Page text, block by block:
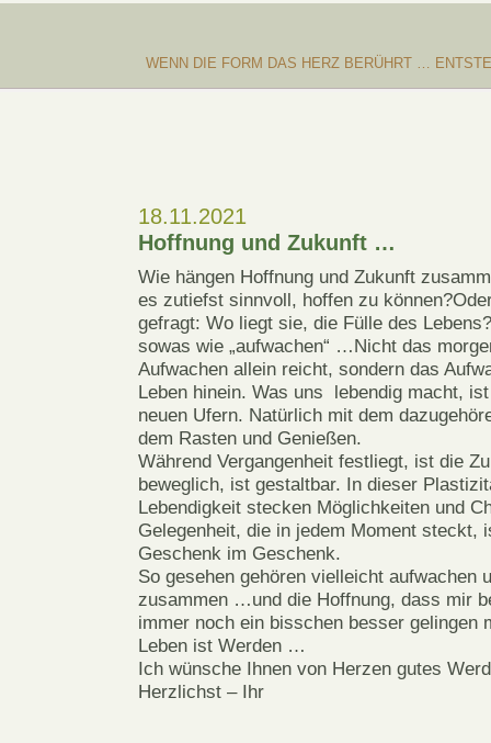
WENN DIE FORM DAS HERZ BERÜHRT …
18.11.2021
Hoffnung und Zukunft …
Wie hängen Hoffnung und Zukunft
es zutiefst sinnvoll, hoffen zu können?
gefragt: Wo liegt sie, die Fülle des
sowas wie „aufwachen“ …Nicht das
Aufwachen allein reicht, sondern das
Leben hinein. Was uns lebendig macht,
neuen Ufern. Natürlich mit dem
dem Rasten und Genießen.
Während Vergangenheit festliegt, ist die
beweglich, ist gestaltbar. In dieser
Lebendigkeit stecken Möglichkeiten und
Gelegenheit, die in jedem Moment steckt,
Geschenk im Geschenk.
So gesehen gehören vielleicht aufwachen
zusammen …und die Hoffnung, dass mir
immer noch ein bisschen besser gelingen
Leben ist Werden …
Ich wünsche Ihnen von Herzen gutes
Herzlichst – Ihr